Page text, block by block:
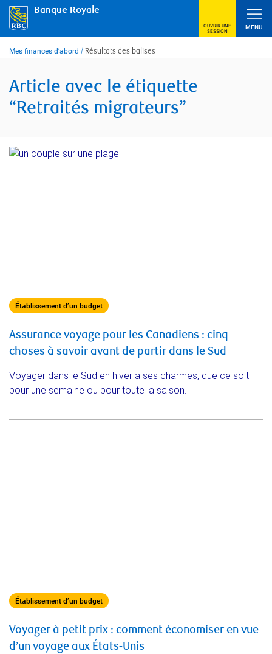
content
Banque Royale
OUVRIR UNE
SESSION
MENU
Mes finances d’abord / Résultats des balises
Article avec le étiquette
“Retraités migrateurs”
Établissement d’un budget
Assurance voyage pour les Canadiens : cinq
choses à savoir avant de partir dans le Sud
Voyager dans le Sud en hiver a ses charmes, que ce soit
pour une semaine ou pour toute la saison.
Établissement d’un budget
Voyager à petit prix : comment économiser en vue
d’un voyage aux États-Unis